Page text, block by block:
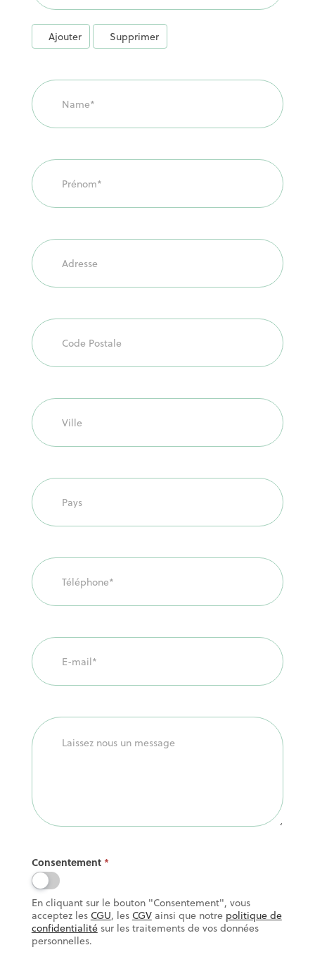
Ajouter Supprimer
Consentement *
En cliquant sur le bouton "Consentement", vous
acceptez les CGU, les CGVainsi que notre politique de
confidentialitésur les traitements de vos données
personnelles.